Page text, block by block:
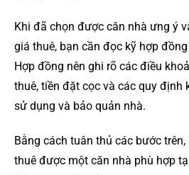
Khi đã chọn được căn nhà ưng ý
giá thuê, bạn cần đọc kỹ hợp
Hợp đồng nên ghi rõ các điều
thuê, tiền đặt cọc và các quy định
sử dụng và bảo quản nhà.
Bằng cách tuân thủ các bước
thuê được một căn nhà phù hợp